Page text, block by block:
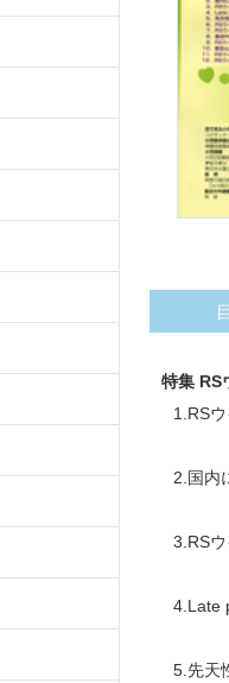
特集 RS
1.RS
2.国内
3.RS
4.Late
5.先天